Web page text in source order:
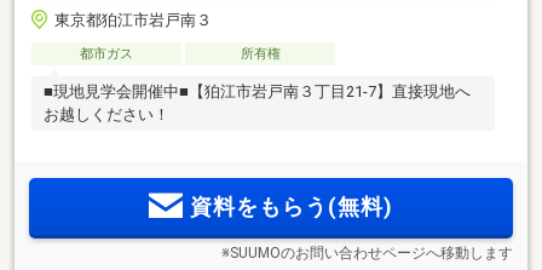
東京都狛江市岩戸南３
都市ガス 所有権
■現地見学会開催中■【狛江市岩戸南３丁目21-7】直接現地へ
お越しください！
資料をもらう(無料)
※SUUMOのお問い合わせページへ移動します